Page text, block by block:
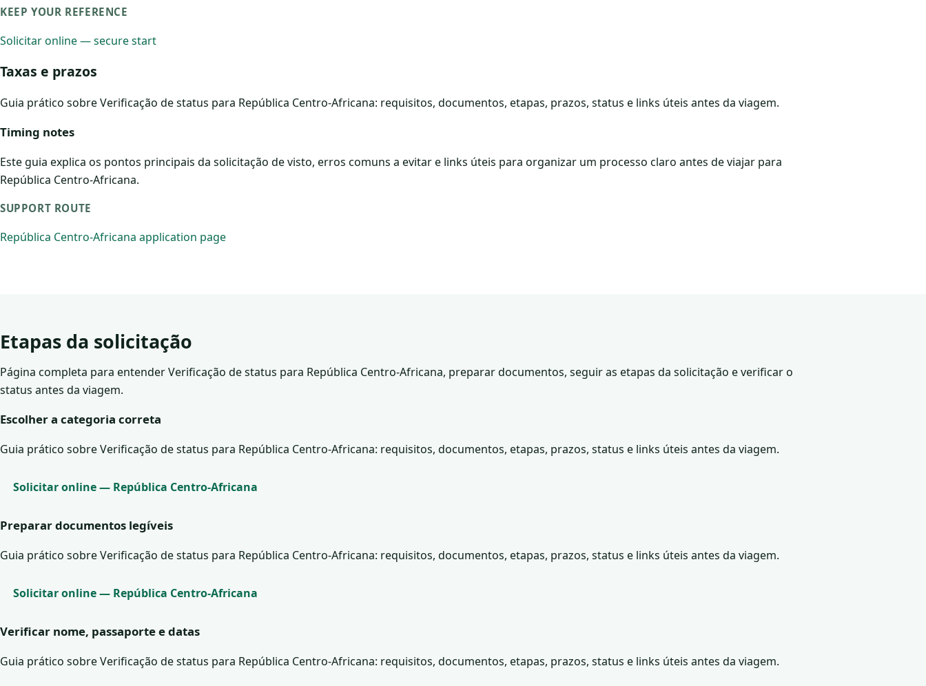
KEEP YOUR REFERENCE
Solicitar online — secure start
Taxas e prazos
Guia prático sobre Verificação de status para República Centro-Africana: requisitos, documentos, etapas, prazos, status e links úteis antes da viagem.
Timing notes
Este guia explica os pontos principais da solicitação de visto, erros comuns a evitar e links úteis para organizar um processo claro antes de viajar para
República Centro-Africana.
SUPPORT ROUTE
República Centro-Africana application page
Etapas da solicitação
Página completa para entender Verificação de status para República Centro-Africana, preparar documentos, seguir as etapas da solicitação e verificar o
status antes da viagem.
Escolher a categoria correta
Guia prático sobre Verificação de status para República Centro-Africana: requisitos, documentos, etapas, prazos, status e links úteis antes da viagem.
Solicitar online — República Centro-Africana
Preparar documentos legíveis
Guia prático sobre Verificação de status para República Centro-Africana: requisitos, documentos, etapas, prazos, status e links úteis antes da viagem.
Solicitar online — República Centro-Africana
Verificar nome, passaporte e datas
Guia prático sobre Verificação de status para República Centro-Africana: requisitos, documentos, etapas, prazos, status e links úteis antes da viagem.